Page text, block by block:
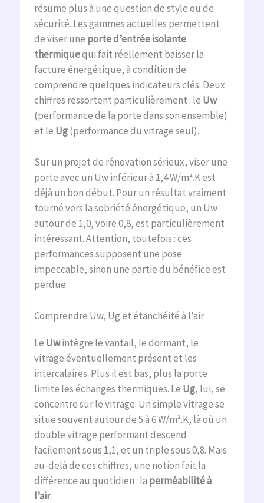
résume plus à une question de style ou de
sécurité. Les gammes actuelles permettent
de viser une porte d’entrée isolante
thermiquequi fait réellement baisser la
facture énergétique, à condition de
comprendre quelques indicateurs clés. Deux
chiffres ressortent particulièrement : le Uw
(performance de la porte dans son ensemble)
et le Ug(performance du vitrage seul).
Sur un projet de rénovation sérieux, viser une
porte avec un Uw inférieur à 1,4 W/m².K est
déjà un bon début. Pour un résultat vraiment
tourné vers la sobriété énergétique, un Uw
autour de 1,0, voire 0,8, est particulièrement
intéressant. Attention, toutefois : ces
performances supposent une pose
impeccable, sinon une partie du bénéfice est
perdue.
Comprendre Uw, Ug et étanchéité à l’air
Le Uwintègre le vantail, le dormant, le
vitrage éventuellement présent et les
intercalaires. Plus il est bas, plus la porte
limite les échanges thermiques. Le Ug, lui, se
concentre sur le vitrage. Un simple vitrage se
situe souvent autour de 5 à 6 W/m².K, là où un
double vitrage performant descend
facilement sous 1,1, et un triple sous 0,8. Mais
au-delà de ces chiffres, une notion fait la
différence au quotidien : la perméabilité à
l’air.